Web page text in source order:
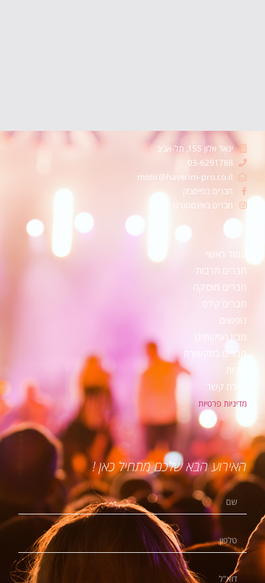
יגאל אלון 155, תל-אביב
03-6291788
motir@haverim-pro.co.il
חברים בפייסבוק
חברים באינסטגרם
עמוד ראשי
חברים תרבות
חברים מוסיקה
חברים קידס
נופשים
מבין הפקותינו
חברים בתקשורת
אודות
יצירת קשר
מדיניות פרטיות
האירוע הבא שלכם מתחיל כאן !